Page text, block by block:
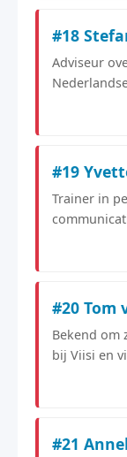
#18
Adviseur
#19
Trainer in
#20 Tom
Bekend om
bij Viisi en
#21